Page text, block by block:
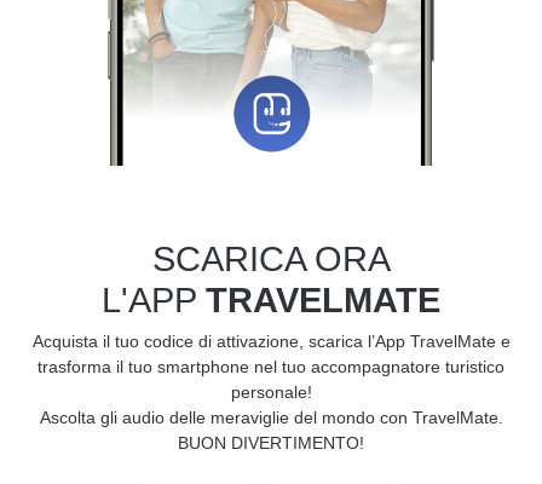
SCARICA ORA
L'APP TRAVELMATE
Acquista il tuo codice di attivazione, scarica l’App TravelMate e
trasforma il tuo smartphone nel tuo accompagnatore turistico
personale!
Ascolta gli audio delle meraviglie del mondo con TravelMate.
BUON DIVERTIMENTO!